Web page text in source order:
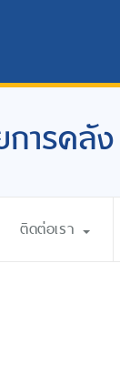
ารคลัง
ติดต่อเรา